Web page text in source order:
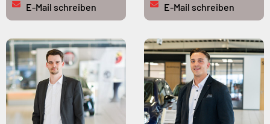
E-Mail schreiben
E-Mail schreiben